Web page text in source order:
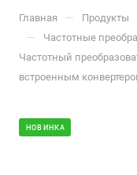
Главная — Продукты
— Частотные
Частотный
встроенным
НОВИНКА